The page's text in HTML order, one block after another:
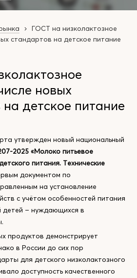
ГОСТ на низколактозное
стандартов на детское питание
новых
детское питание
утвержден новый национальный
2025 «Молоко питьевое
питания. Технические
документом по
на установление
с учётом особенностей питания
детей – нуждающихся в
продуктов демонстрирует
в России до сих пор
для детского низколактозного
доступность качественного